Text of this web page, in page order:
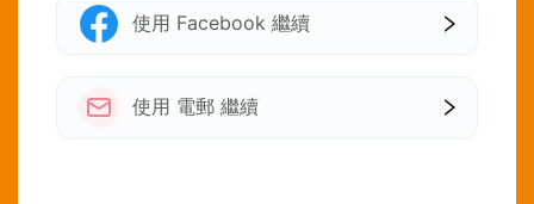
使用 Facebook 繼續
使用 電郵 繼續